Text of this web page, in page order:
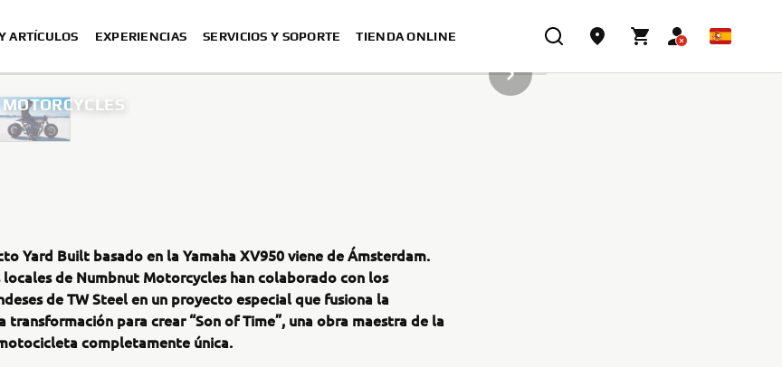
ARTÍCULOS EXPERIENCIAS SERVICIOS Y SOPORTE TIENDA ONLINE
SIGUIENTE ELEMENTO DE LA GALERÍA
Yard Built basado en la Yamaha XV950 viene de Ámsterdam.
de Numbnut Motorcycles han colaborado con los
de TW Steel en un proyecto especial que fusiona la
transformación para crear “Son of Time”, una obra maestra de la
completamente única.